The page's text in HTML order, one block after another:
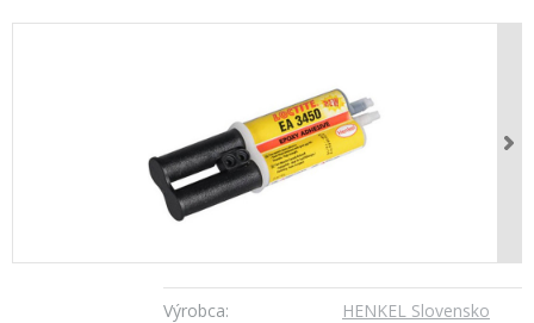
Výrobca:
HENKEL Slovensko